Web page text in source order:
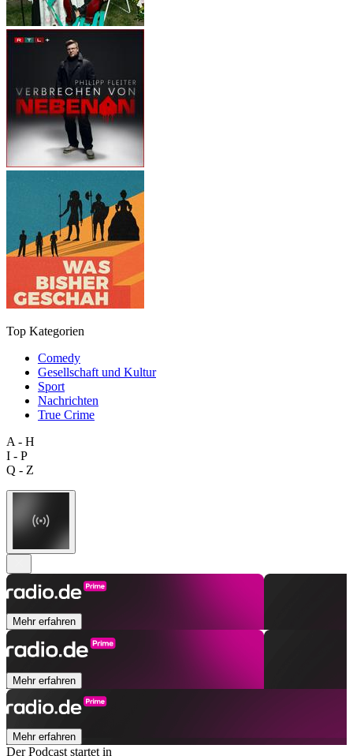
Top Kategorien
Comedy
Gesellschaft und Kultur
Sport
Nachrichten
True Crime
A - H
I - P
Q - Z
Mehr erfahren
Mehr erfahren
Mehr erfahren
Der Podcast startet in